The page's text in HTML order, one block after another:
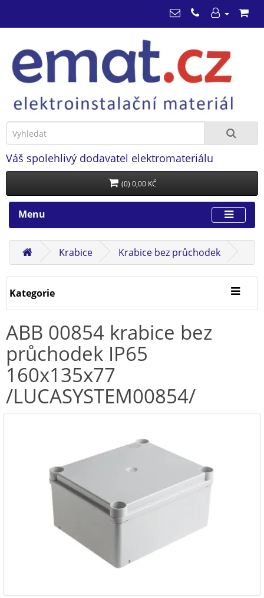
Váš spolehlivý dodavatel elektromateriálu
(0) 0,00 KČ
Menu
Krabice Krabice bez průchodek
Kategorie
ABB 00854 krabice bez
průchodek IP65
160x135x77
/LUCASYSTEM00854/